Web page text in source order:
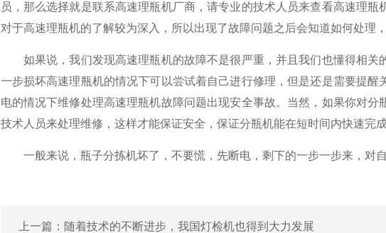
员，那么选择就是联系高速理瓶机厂商，请专业的技术人员来查看高速理
对于高速理瓶机的了解较为深入，所以出现了故障问题之后会知道如何处理
如果说，我们发现高速理瓶机的故障不是很严重，并且我们也懂得相关
一步损坏高速理瓶机的情况下可以尝试着自己进行修理，但是还是需要提
电的情况下维修处理高速理瓶机故障问题出现安全事故。当然，如果你对
技术人员来处理维修，这样才能保证安全，保证分瓶机能在短时间内快速完
一般来说，瓶子分拣机坏了，不要慌，先断电，剩下的一步一步来，对
上一篇： 随着技术的不断进步，我国灯检机也得到大力发展